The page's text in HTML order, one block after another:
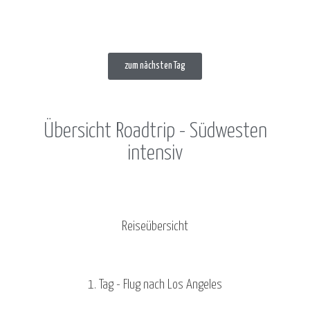
zum nächsten Tag
Übersicht Roadtrip - Südwesten
intensiv
Reiseübersicht
1. Tag - Flug nach Los Angeles